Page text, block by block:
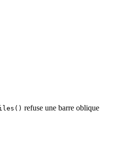
refuse une barre oblique